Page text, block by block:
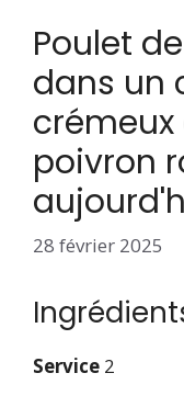
Poulet
dans un
poivron
28 février 2025
Service 2